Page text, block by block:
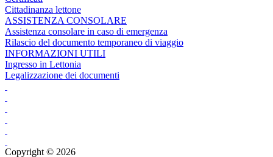
Cittadinanza lettone
ASSISTENZA CONSOLARE
Assistenza consolare in caso di emergenza
Rilascio del documento temporaneo di viaggio
INFORMAZIONI UTILI
Ingresso in Lettonia
Legalizzazione dei documenti
Copyright © 2026